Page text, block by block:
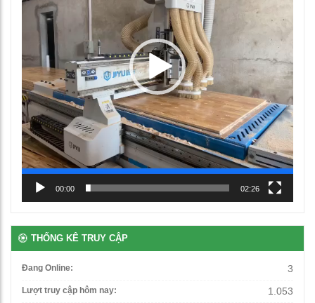
00:00 02:26
THỐNG KÊ TRUY CẬP
Đang Online: 3
Lượt truy cập hôm nay: 1.053
Ghế học sinh chân chữ L
Bàn học đơn gấp gọn